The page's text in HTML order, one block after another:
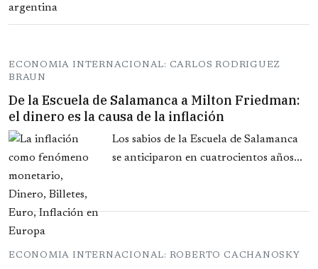
ECONOMIA INTERNACIONAL: CARLOS RODRIGUEZ
BRAUN
De la Escuela de Salamanca a Milton Friedman:
el dinero es la causa de la inflación
Los sabios de la Escuela de Salamanca
se anticiparon en cuatrocientos años...
ECONOMIA INTERNACIONAL: ROBERTO CACHANOSKY